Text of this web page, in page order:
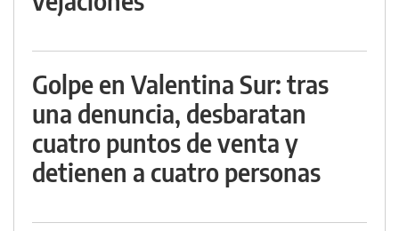
Golpe en Valentina Sur: tras
una denuncia, desbaratan
cuatro puntos de venta y
detienen a cuatro personas